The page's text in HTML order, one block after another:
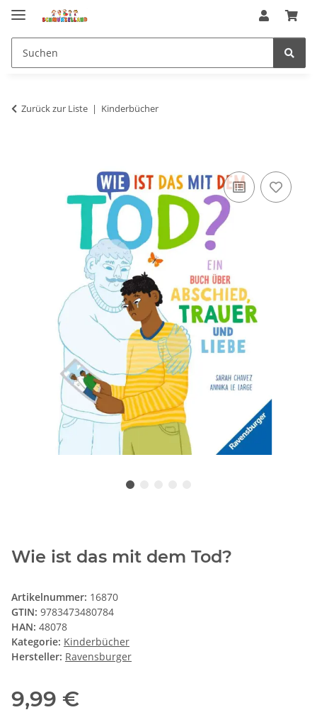
Zurück zur Liste Kinderbücher
Wie ist das mit dem Tod?
Artikelnummer: 16870
GTIN: 9783473480784
HAN: 48078
Kategorie: Kinderbücher
Hersteller: Ravensburger
9,99 €